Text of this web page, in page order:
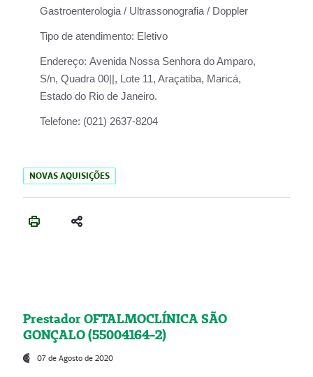
Gastroenterologia / Ultrassonografia / Doppler
Tipo de atendimento: Eletivo
Endereço: Avenida Nossa Senhora do Amparo,
S/n, Quadra 00||, Lote 11, Araçatiba, Maricá,
Estado do Rio de Janeiro.
Telefone: (021) 2637-8204
NOVAS AQUISIÇÕES
Prestador OFTALMOCLÍNICA SÃO
GONÇALO (55004164-2)
07 de Agosto de 2020